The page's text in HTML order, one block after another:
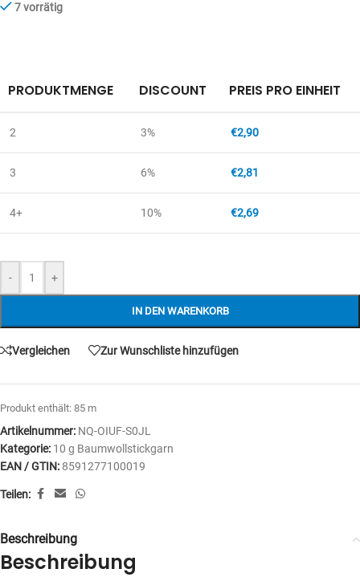
7 vorrätig
- +
IN DEN WARENKORB
PRODUKTMENGE DISCOUNT PREIS PRO EINHEIT
2 3% €2,90
3 6% €2,81
4+ 10% €2,69
Vergleichen Zur Wunschliste hinzufügen
Produkt enthält: 85 m
Artikelnummer: NQ-OIUF-S0JL
Kategorie: 10 g Baumwollstickgarn
EAN / GTIN: 8591277100019
Teilen:
Beschreibung
Beschreibung